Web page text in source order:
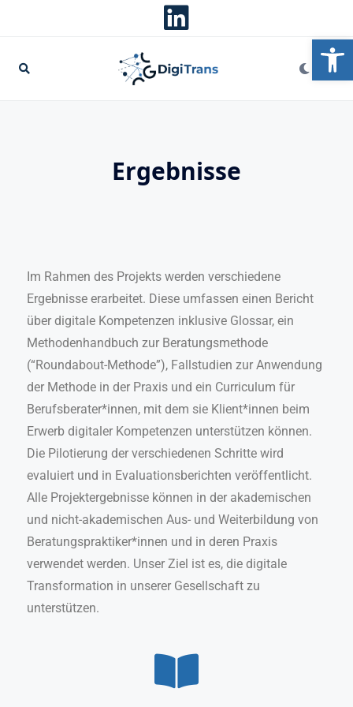
Ergebnisse
Im Rahmen des Projekts werden verschiedene
Ergebnisse erarbeitet. Diese umfassen einen Bericht
über digitale Kompetenzen inklusive Glossar, ein
Methodenhandbuch zur Beratungsmethode
(“Roundabout-Methode”), Fallstudien zur Anwendung
der Methode in der Praxis und ein Curriculum für
Berufsberater*innen, mit dem sie Klient*innen beim
Erwerb digitaler Kompetenzen unterstützen können.
Die Pilotierung der verschiedenen Schritte wird
evaluiert und in Evaluationsberichten veröffentlicht.
Alle Projektergebnisse können in der akademischen
und nicht-akademischen Aus- und Weiterbildung von
Beratungspraktiker*innen und in deren Praxis
verwendet werden. Unser Ziel ist es, die digitale
Transformation in unserer Gesellschaft zu
unterstützen.